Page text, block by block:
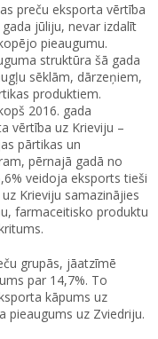
preču eksporta vērtība
jūliju, nevar izdalīt
pieaugumu.
struktūra šā gada
sēklām, dārzeņiem,
produktiem.
2016. gada
vērtība uz Krieviju –
pārtikas un
pērnajā gadā no
veidoja eksports tieši
Krieviju samazinājies
farmaceitisko produktu
grupās, jāatzīmē
par 14,7%. To
kāpums uz
pieaugums uz Zviedriju.